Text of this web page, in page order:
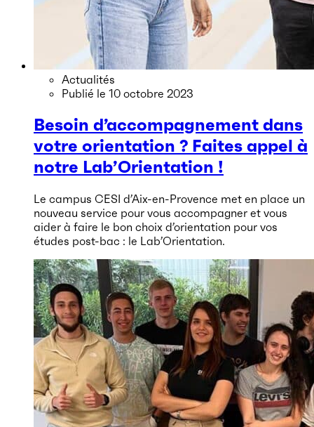
Actualités
Publié le 10 octobre 2023
Besoin d’accompagnement dans
votre orientation ? Faites appel à
notre Lab’Orientation !
Le campus CESI d’Aix-en-Provence met en place un
nouveau service pour vous accompagner et vous
aider à faire le bon choix d’orientation pour vos
études post-bac : le Lab’Orientation.